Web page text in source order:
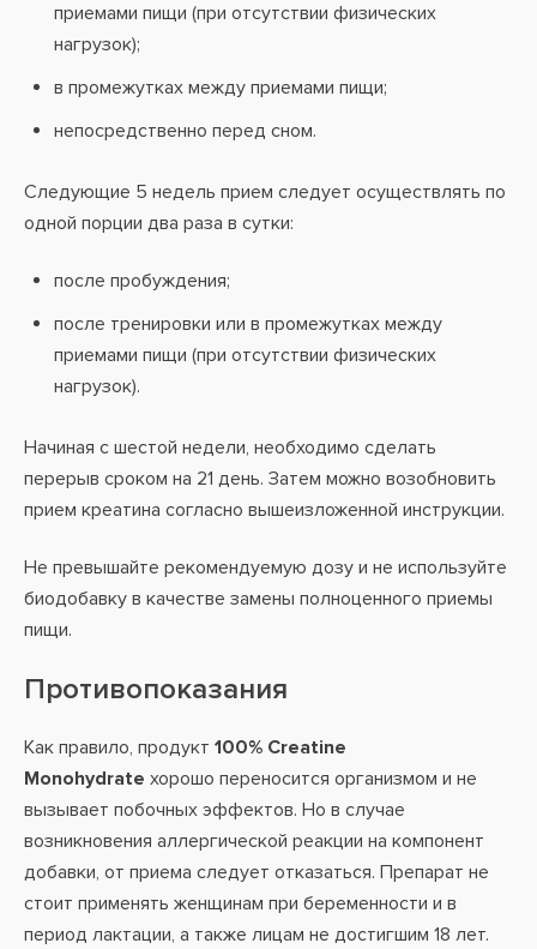
приемами пищи (при отсутствии физических
нагрузок);
в промежутках между приемами пищи;
непосредственно перед сном.
Следующие 5 недель прием следует осуществлять по
одной порции два раза в сутки:
после пробуждения;
после тренировки или в промежутках между
приемами пищи (при отсутствии физических
нагрузок).
Начиная с шестой недели, необходимо сделать
перерыв сроком на 21 день. Затем можно возобновить
прием креатина согласно вышеизложенной инструкции.
Не превышайте рекомендуемую дозу и не используйте
биодобавку в качестве замены полноценного приемы
пищи.
Противопоказания
Как правило, продукт 100% Creatine
Monohydrate хорошо переносится организмом и не
вызывает побочных эффектов. Но в случае
возникновения аллергической реакции на компонент
добавки, от приема следует отказаться. Препарат не
стоит применять женщинам при беременности и в
период лактации, а также лицам не достигшим 18 лет.